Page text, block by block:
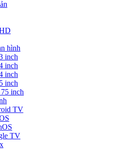
hình
inch
inch
inch
inch
inch
TV
TV